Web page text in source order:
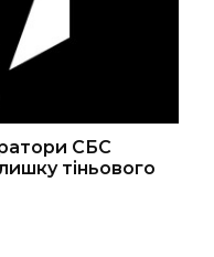
СБС
тіньового